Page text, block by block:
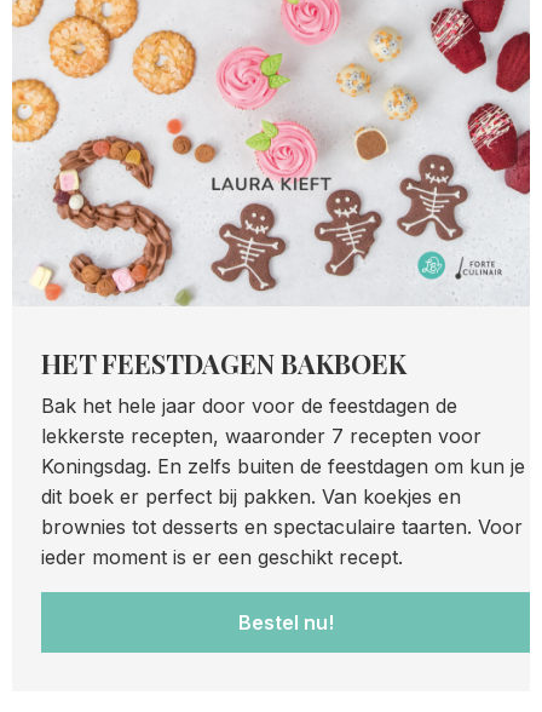
HET FEESTDAGEN BAKBOEK
Bak het hele jaar door voor de feestdagen de
lekkerste recepten, waaronder 7 recepten voor
Koningsdag. En zelfs buiten de feestdagen om kun je
dit boek er perfect bij pakken. Van koekjes en
brownies tot desserts en spectaculaire taarten. Voor
ieder moment is er een geschikt recept.
Bestel nu!